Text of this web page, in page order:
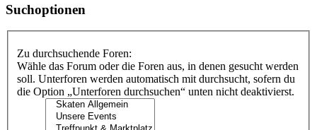
Suchoptionen
Zu durchsuchende Foren:
Wähle das Forum oder die Foren aus, in denen gesucht werden
soll. Unterforen werden automatisch mit durchsucht, sofern du
die Option „Unterforen durchsuchen“ unten nicht deaktivierst.